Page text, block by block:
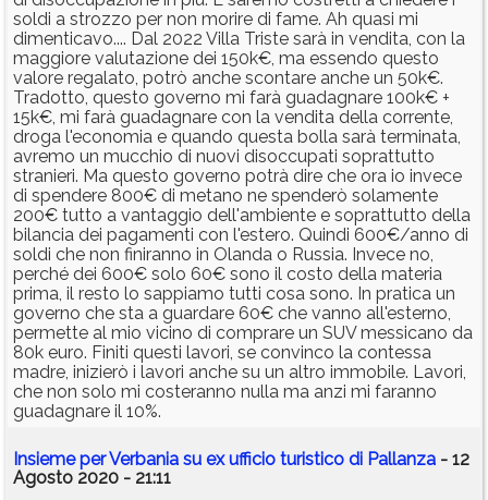
soldi a strozzo per non morire di fame. Ah quasi mi
dimenticavo.... Dal 2022 Villa Triste sarà in vendita, con la
maggiore valutazione dei 150k€, ma essendo questo
valore regalato, potrò anche scontare anche un 50k€.
Tradotto, questo governo mi farà guadagnare 100k€ +
15k€, mi farà guadagnare con la vendita della corrente,
droga l'economia e quando questa bolla sarà terminata,
avremo un mucchio di nuovi disoccupati soprattutto
stranieri. Ma questo governo potrà dire che ora io invece
di spendere 800€ di metano ne spenderò solamente
200€ tutto a vantaggio dell'ambiente e soprattutto della
bilancia dei pagamenti con l'estero. Quindi 600€/anno di
soldi che non finiranno in Olanda o Russia. Invece no,
perché dei 600€ solo 60€ sono il costo della materia
prima, il resto lo sappiamo tutti cosa sono. In pratica un
governo che sta a guardare 60€ che vanno all'esterno,
permette al mio vicino di comprare un SUV messicano da
80k euro. Finiti questi lavori, se convinco la contessa
madre, inizierò i lavori anche su un altro immobile. Lavori,
che non solo mi costeranno nulla ma anzi mi faranno
guadagnare il 10%.
Insieme per Verbania su ex ufficio turistico di Pallanza - 12
Agosto 2020 - 21:11